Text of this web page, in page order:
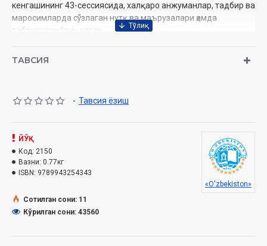
кенгашининг 43-сессиясида, халқаро анжуманлар, тадбир ва
маросимларда сўзлаган нутқ ва маърузалари ҳамда
табриклари ўрин олган.
Муаллиф:
ISBN: 978-9943-25-434-3
ТАВСИЯ
- Тавсия ёзиш
ЙЎҚ
Код: 2150
Вазни: 0.77кг
ISBN: 9789943254343
«O'zbekiston»
Сотилган сони: 11
Кўрилган сони: 43560